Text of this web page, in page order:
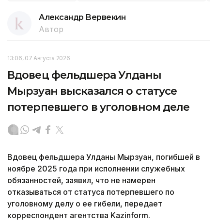
Александр Вервекин
Автор
13:06, 07 Августа 2026
Вдовец фельдшера Улданы
Мырзуан высказался о статусе
потерпевшего в уголовном деле
Вдовец фельдшера Улданы Мырзуан, погибшей в
ноябре 2025 года при исполнении служебных
обязанностей, заявил, что не намерен
отказываться от статуса потерпевшего по
уголовному делу о ее гибели, передает
корреспондент агентства Kazinform.